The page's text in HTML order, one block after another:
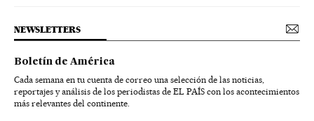
NEWSLETTERS
Boletín de América
Cada semana en tu cuenta de correo una selección de las noticias,
reportajes y análisis de los periodistas de EL PAÍS con los acontecimientos
más relevantes del continente.